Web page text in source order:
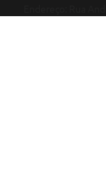
Endereço: Rua